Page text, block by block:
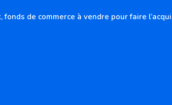
de commerce à vendre pour faire